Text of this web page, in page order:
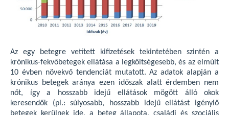
Az egy betegre vetített kifizetések tekintetében szintén a
krónikus-fekvőbetegek ellátása a legköltségesebb, és az elmúlt
10 évben növekvő tendenciát mutatott. Az adatok alapján a
krónikus betegek aránya ezen időszak alatt érdemben nem
nőt, így a hosszabb idejű ellátások mögött álló okok
keresendők (pl.: súlyosabb, hosszabb idejű ellátást igénylő